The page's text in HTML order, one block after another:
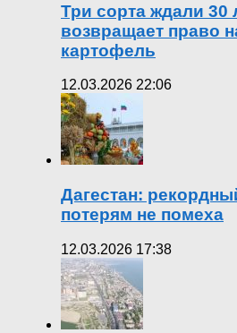
Три сорта ждали 30
возвращает право
картофель
12.03.2026 22:06
Дагестан:
потерям не помеха
12.03.2026 17:38